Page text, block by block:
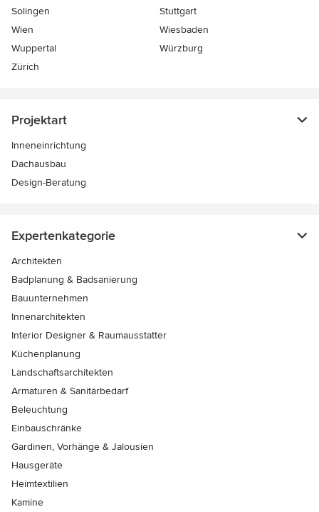
Solingen
Stuttgart
Wien
Wiesbaden
Wuppertal
Würzburg
Zürich
Projektart
Inneneinrichtung
Dachausbau
Design-Beratung
Expertenkategorie
Architekten
Badplanung & Badsanierung
Bauunternehmen
Innenarchitekten
Interior Designer & Raumausstatter
Küchenplanung
Landschaftsarchitekten
Armaturen & Sanitärbedarf
Beleuchtung
Einbauschränke
Gardinen, Vorhänge & Jalousien
Hausgeräte
Heimtextilien
Kamine